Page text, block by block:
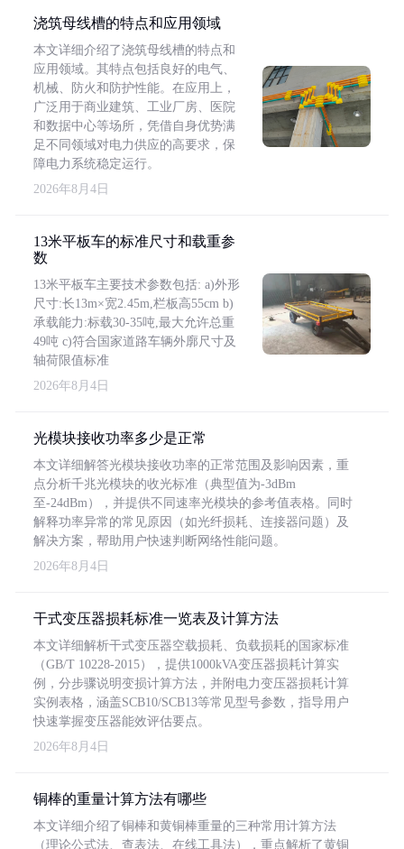
浇筑母线槽的特点和应用领域
本文详细介绍了浇筑母线槽的特点和
应用领域。其特点包括良好的电气、
机械、防火和防护性能。在应用上，
广泛用于商业建筑、工业厂房、医院
和数据中心等场所，凭借自身优势满
足不同领域对电力供应的高要求，保
障电力系统稳定运行。
2026年8月4日
13米平板车的标准尺寸和载重参
数
13米平板车主要技术参数包括: a)外形
尺寸:长13m×宽2.45m,栏板高55cm b)
承载能力:标载30-35吨,最大允许总重
49吨 c)符合国家道路车辆外廓尺寸及
轴荷限值标准
2026年8月4日
光模块接收功率多少是正常
本文详细解答光模块接收功率的正常范围及影响因素，重
点分析千兆光模块的收光标准（典型值为-3dBm
至-24dBm），并提供不同速率光模块的参考值表格。同时
解释功率异常的常见原因（如光纤损耗、连接器问题）及
解决方案，帮助用户快速判断网络性能问题。
2026年8月4日
干式变压器损耗标准一览表及计算方法
本文详细解析干式变压器空载损耗、负载损耗的国家标准
（GB/T 10228-2015），提供1000kVA变压器损耗计算实
例，分步骤说明变损计算方法，并附电力变压器损耗计算
实例表格，涵盖SCB10/SCB13等常见型号参数，指导用户
快速掌握变压器能效评估要点。
2026年8月4日
铜棒的重量计算方法有哪些
本文详细介绍了铜棒和黄铜棒重量的三种常用计算方法
（理论公式法、查表法、在线工具法），重点解析了黄铜